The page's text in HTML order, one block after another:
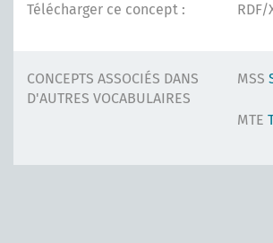
Télécharger ce concept :
RDF/
CONCEPTS ASSOCIÉS DANS
D'AUTRES VOCABULAIRES
MSS
MTE